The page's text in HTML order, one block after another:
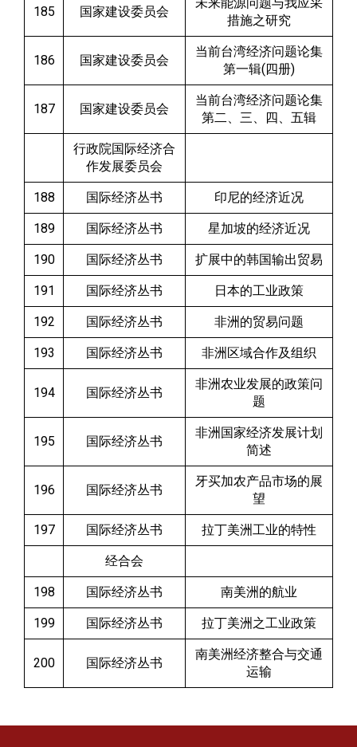
185 国家建设委员会
措施之研究
186 国家建设委员会
当前台湾经济问题论集
第一辑(四册)
187 国家建设委员会
当前台湾经济问题论集
第二、三、四、五辑
行政院国际经济合
作发展委员会
188 国际经济丛书 印尼的经济近况
189 国际经济丛书 星加坡的经济近况
190 国际经济丛书 扩展中的韩国输出贸易
191 国际经济丛书 日本的工业政策
192 国际经济丛书 非洲的贸易问题
193 国际经济丛书 非洲区域合作及组织
194 国际经济丛书
非洲农业发展的政策问
题
195 国际经济丛书
非洲国家经济发展计划
简述
196 国际经济丛书
牙买加农产品市场的展
望
197 国际经济丛书 拉丁美洲工业的特性
经合会
198 国际经济丛书 南美洲的航业
199 国际经济丛书 拉丁美洲之工业政策
200 国际经济丛书
南美洲经济整合与交通
运输